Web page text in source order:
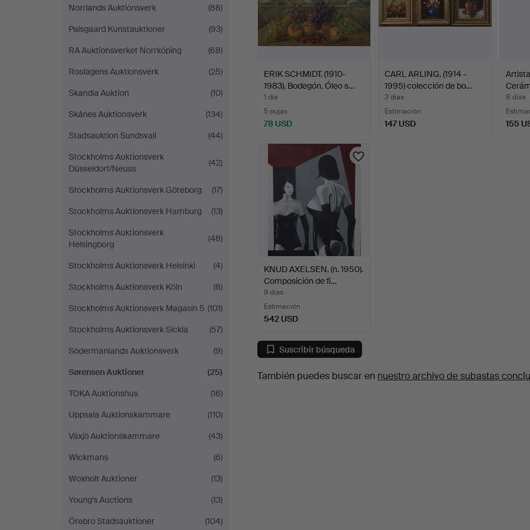
Norrlands Auktionsverk
(88)
Palsgaard Kunstauktioner
(93)
RA Auktionsverket Norrköping
(68)
Roslagens Auktionsverk
(25)
Skandia Auktion
(10)
Skånes Auktionsverk
(134)
Stadsauktion Sundsvall
(44)
Stockholms Auktionsverk
Düsseldorf/Neuss
(42)
Stockholms Auktionsverk Göteborg
(17)
Stockholms Auktionsverk Hamburg
(13)
Stockholms Auktionsverk
Helsingborg
(48)
Stockholms Auktionsverk Helsinki
(4)
Stockholms Auktionsverk Köln
(8)
Stockholms Auktionsverk Magasin 5 (101)
Stockholms Auktionsverk Sickla
(57)
Södermanlands Auktionsverk
(9)
Sørensen Auktioner
(25)
TOKA Auktionshus
(16)
Uppsala Auktionskammare
(110)
Växjö Auktionskammare
(43)
Wickmans
(6)
Woxholt Auktioner
(13)
Young's Auctions
(13)
Örebro Stadsauktioner
(104)
ERIK SCHMIDT. (1910-
1983). Bodegón. Óleo s…
1 día
5 pujas
78 USD
CARL ARLING. (1914 -
1995) colección de bo…
3 días
Estimación
147 USD
8 días
155
KNUD AXELSEN. (n. 1950).
Composición de fi…
9 días
Estimación
542 USD
Suscribir búsqueda
También puedes buscar en nuestro archivo de subastas